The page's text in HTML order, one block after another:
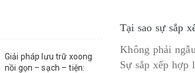
Tại sao sự sắp
Không phải
Sự sắp xếp
Giải pháp lưu trữ xoong
nồi gọn – sạch – tiện: